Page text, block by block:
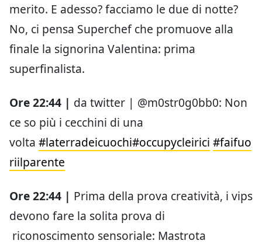
merito. E adesso? facciamo le due di notte?
No, ci pensa Superchef che promuove alla
finale la signorina Valentina: prima
superfinalista.
Ore 22:44 | da twitter | @m0str0g0bb0: Non
ce so più i cecchini di una
volta #laterradeicuochi#occupycleirici #faifuo
riilparente
Ore 22:44 | Prima della prova creatività, i vips
devono fare la solita prova di
riconoscimento sensoriale: Mastrota